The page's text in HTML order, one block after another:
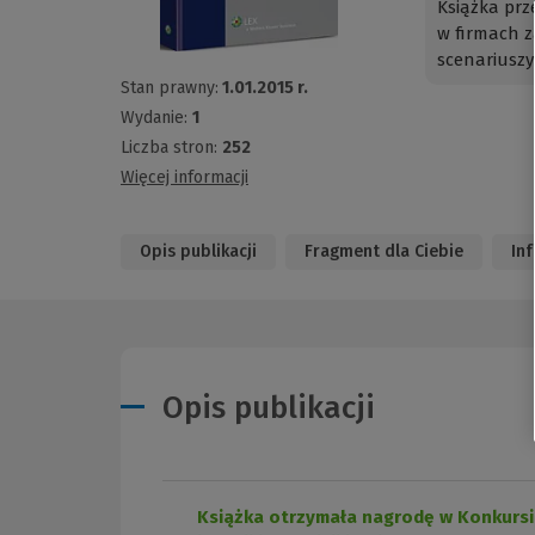
Stan prawny: 1.01.2015 r.
Wydanie: 1
Liczba stron: 252
Więcej informacji
Książka
w firmach
Opis publikacji Fragment dla Ciebie
Opis publikacji
Książka otrzymała nagrodę w